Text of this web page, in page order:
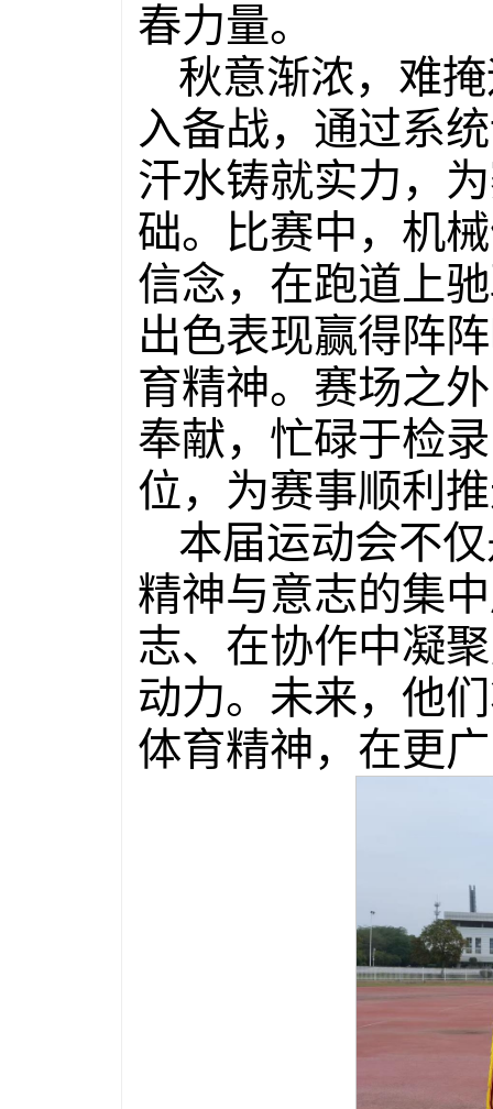
春力量。
秋意渐浓，难
入备战，通过系
汗水铸就实力，
础。比赛中，机
信念，在跑道上
出色表现赢得阵
育精神。赛场之
奉献，忙碌于检
位，为赛事顺利
本届运动会不
精神与意志的集
志、在协作中凝
动力。未来，他
体育精神，在更